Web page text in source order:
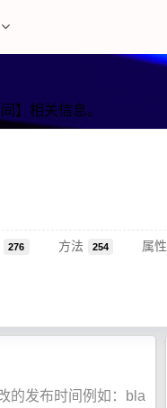
】相关信息。
276 方法 254 属性
的发布时间例如：bla